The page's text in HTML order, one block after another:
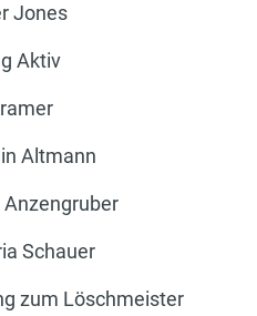
Jones
Aktiv
Altmann
Anzengruber
Schauer
zum Löschmeister